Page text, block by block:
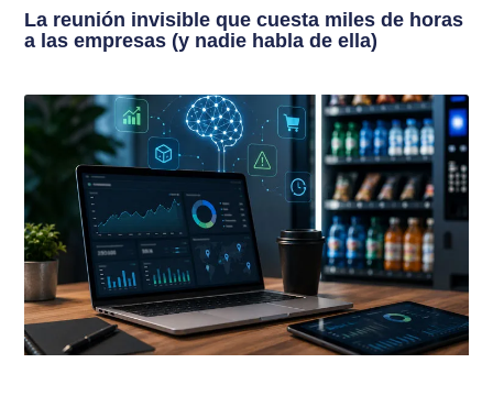
La reunión invisible que cuesta miles de horas
a las empresas (y nadie habla de ella)